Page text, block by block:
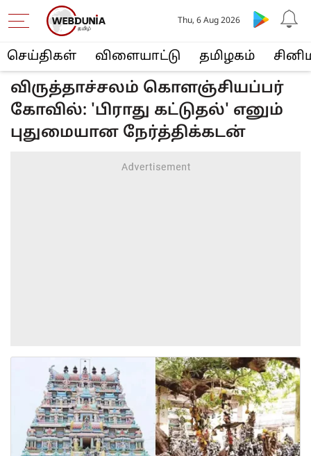
செய்திகள் விளையா‌ட்டு த‌மிழக‌ம்
Thu, 6 Aug 2026
விருத்தாச்சலம் கொளஞ்சியப்பர்
கோவில்: 'பிராது கட்டுதல்' எனும்
புதுமையான நேர்த்திக்கடன்